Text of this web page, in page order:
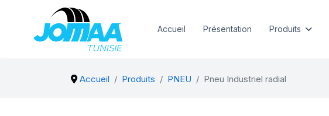
Accueil Présentation Produits
Accueil Produits PNEU Pneu Industriel radial